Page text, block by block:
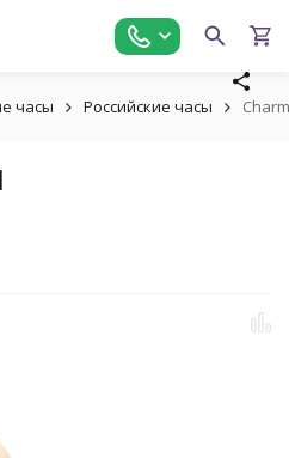
часы Российские часы